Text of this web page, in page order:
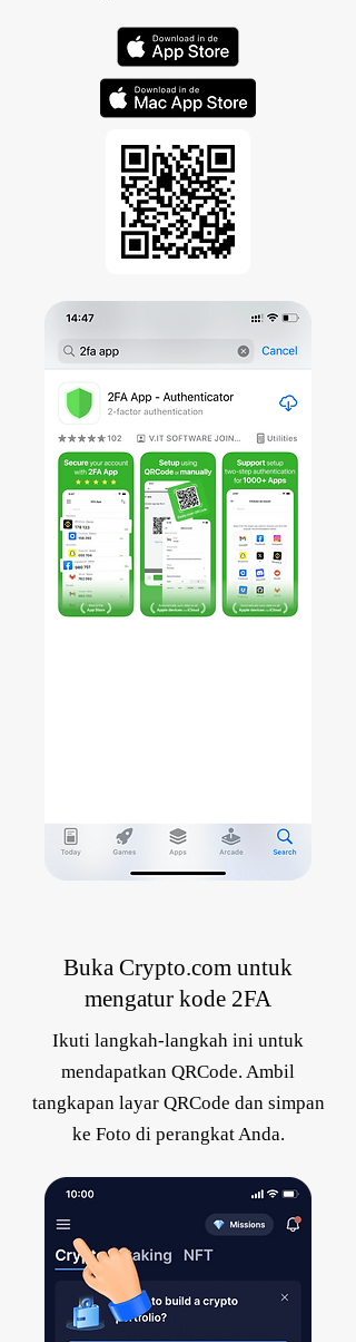
Buka Crypto.com untuk
mengatur kode 2FA
Ikuti langkah-langkah ini untuk
mendapatkan QRCode. Ambil
tangkapan layar QRCode dan simpan
ke Foto di perangkat Anda.